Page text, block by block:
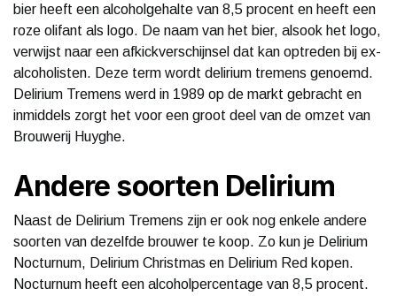
bier heeft een alcoholgehalte van 8,5 procent en heeft een
roze olifant als logo. De naam van het bier, alsook het logo,
verwijst naar een afkickverschijnsel dat kan optreden bij ex-
alcoholisten. Deze term wordt delirium tremens genoemd.
Delirium Tremens werd in 1989 op de markt gebracht en
inmiddels zorgt het voor een groot deel van de omzet van
Brouwerij Huyghe.
Andere soorten Delirium
Naast de Delirium Tremens zijn er ook nog enkele andere
soorten van dezelfde brouwer te koop. Zo kun je Delirium
Nocturnum, Delirium Christmas en Delirium Red kopen.
Nocturnum heeft een alcoholpercentage van 8,5 procent.